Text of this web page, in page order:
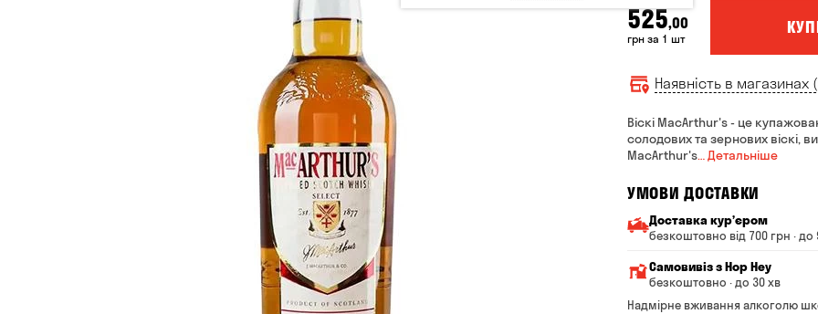
525,00
грн за 1 шт
Наявність в магазинах
Віскі MacArthur's - це
солодових та зернових віскі,
MacArthur's… Детальніше
УМОВИ ДОСТАВКИ
Доставка курʼєром
безкоштовно від 700 грн · до
Мінімальна сума всього
Вартість доставки
Від 200 до 299 грн
Самовивіз з Hop Hey
безкоштовно · до 30 хв
Мінімальна сума
Надмірне вживання алкоголю